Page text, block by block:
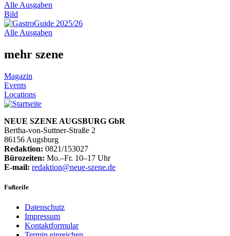
Alle Ausgaben
Bild
Alle Ausgaben
mehr szene
Magazin
Events
Locations
NEUE SZENE AUGSBURG GbR
Bertha-von-Suttner-Straße 2
86156 Augsburg
Redaktion: 0821/153027
Bürozeiten: Mo.–Fr. 10–17 Uhr
E-mail: redaktion@neue-szene.de
Fußzeile
Datenschutz
Impressum
Kontaktformular